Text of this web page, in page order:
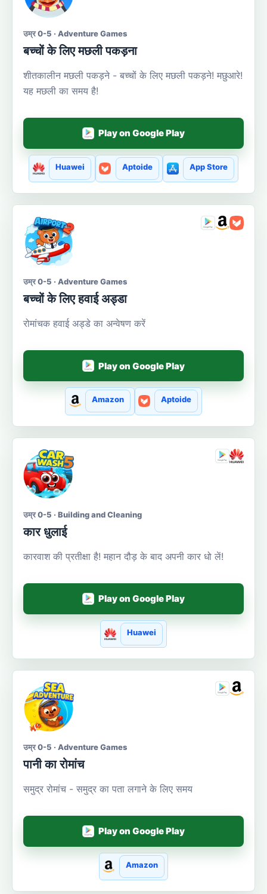
उम्र 0-5 · Adventure Games
बच्चों के लिए मछली पकड़ना
शीतकालीन मछली पकड़ने - बच्चों के लिए मछली पकड़ने! मछुआरे!
यह मछली का समय है!
Play on Google Play
Huawei Aptoide App Store
उम्र 0-5 · Adventure Games
बच्चों के लिए हवाई अड्डा
रोमांचक हवाई अड्डे का अन्वेषण करें
Play on Google Play
Amazon Aptoide
उम्र 0-5 · Building and Cleaning
कार धुलाई
कारवाश की प्रतीक्षा है! महान दौड़ के बाद अपनी कार धो लें!
Play on Google Play
Huawei
उम्र 0-5 · Adventure Games
पानी का रोमांच
समुद्र रोमांच - समुद्र का पता लगाने के लिए समय
Play on Google Play
Amazon